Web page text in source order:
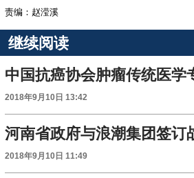
责编：赵滢溪
继续阅读
2018年9月10日 13:42
2018年9月10日 11:49